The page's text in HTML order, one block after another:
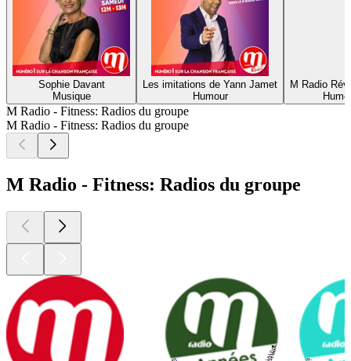
Sophie Davant
Musique
Les imitations de Yann Jamet
Humour
M Radio
M Radio - Fitness: Radios du groupe
M Radio - Fitness: Radios du groupe
M Radio - Fitness: Radios du groupe